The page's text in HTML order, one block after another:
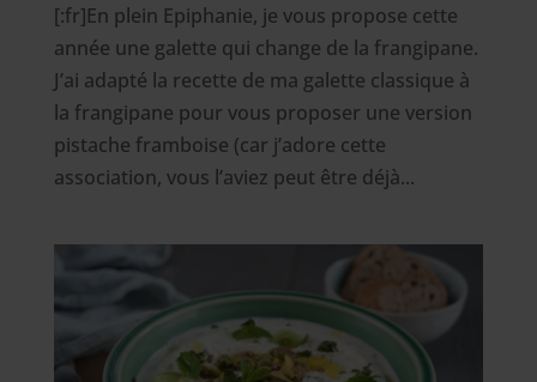
[:fr]En plein Epiphanie, je vous propose cette
année une galette qui change de la frangipane.
J’ai adapté la recette de ma galette classique à
la frangipane pour vous proposer une version
pistache framboise (car j’adore cette
association, vous l’aviez peut être déjà...